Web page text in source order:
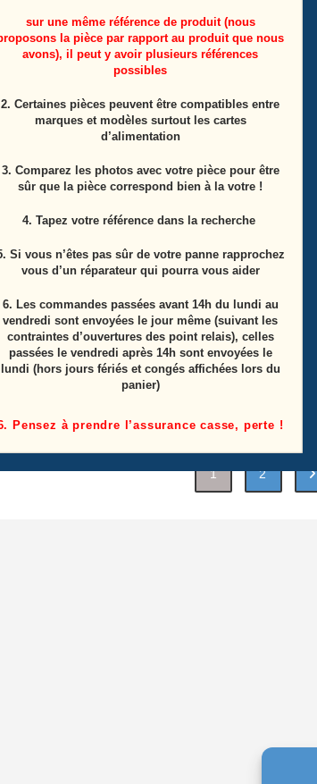
télé
Ensemble haut parleurs
Référence:
378G0110567YEK
15,00
1 2
sur une même référence de produit (nous
la pièce par rapport au produit que nous
avons), il peut y avoir plusieurs références
possibles
2. Certaines pièces peuvent être compatibles entre
marques et modèles surtout les cartes
d’alimentation
3. Comparez les photos avec votre pièce pour être
sûr que la pièce correspond bien à la votre !
4. Tapez votre référence dans la recherche
Si vous n’êtes pas sûr de votre panne rapprochez
vous d’un réparateur qui pourra vous aider
6. Les commandes passées avant 14h du lundi au
vendredi sont envoyées le jour même (suivant les
contraintes d’ouvertures des point relais), celles
passées le vendredi après 14h sont envoyées le
lundi (hors jours fériés et congés affichées lors du
panier)
Pensez à prendre l’assurance casse, perte !